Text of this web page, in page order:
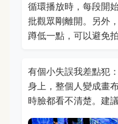
循環播放時，每段開
批觀眾剛離開。另外
蹲低一點，可以避免拍
有個小失誤我差點犯
身上，整個人變成畫
時臉都看不清楚。建